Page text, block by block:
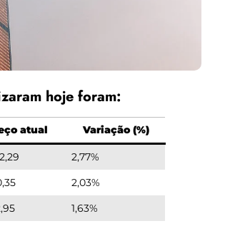
hoje foram:
atual Variação (%)
2,77%
2,03%
1,63%